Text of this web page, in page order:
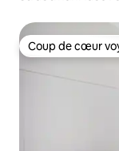
Coup de cœur
Coup de cœur